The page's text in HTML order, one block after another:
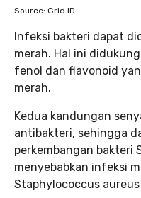
Source: Grid.ID
Infeksi bakteri dapat
merah. Hal ini
fenol dan flavonoid
merah.
Kedua kandungan
antibakteri, sehingga
perkembangan bakteri
menyebabkan infeksi
Staphylococcus aureus